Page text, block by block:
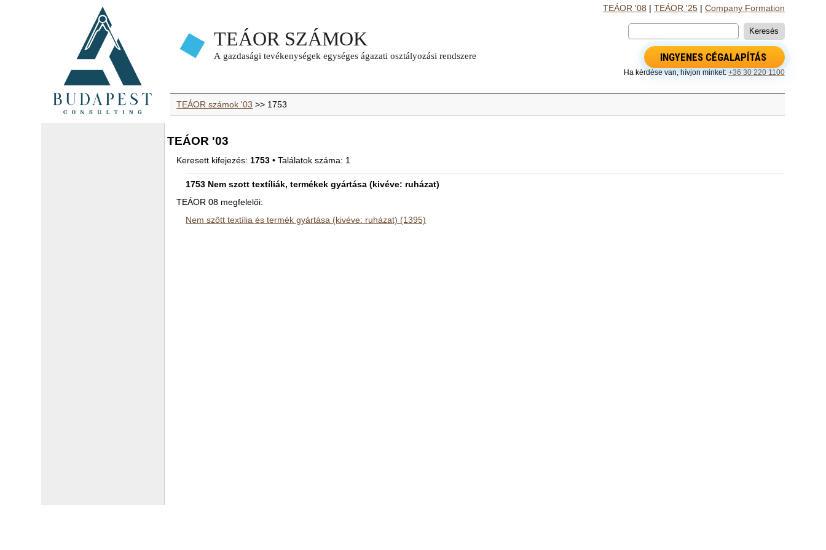
TEÁOR '08 TEÁOR '25| Company Formation
INGYENES CÉGALAPÍTÁS
Ha kérdése van, hívjon minket: +36 30 220 1100
TEÁOR számok '03 >> 1753
TEÁOR '03
Keresett kifejezés: 1753 • Találatok száma: 1
1753 Nem szott textíliák, termékek gyártása (kivéve: ruházat)
TEÁOR 08 megfelelői:
Nem szőtt textília és termék gyártása (kivéve: ruházat) (1395)